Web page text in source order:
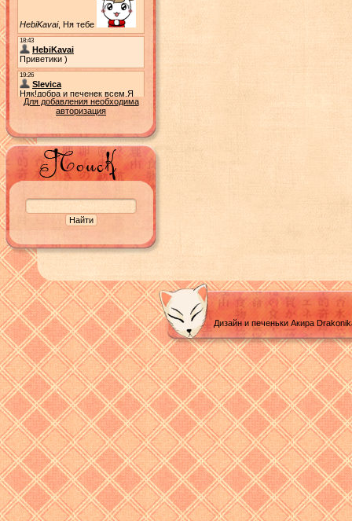
Для добавления необходима
авторизация
Дизайн и печеньки Акира